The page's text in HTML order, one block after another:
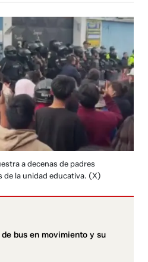
a decenas de padres
la unidad educativa. (X)
bus en movimiento y su